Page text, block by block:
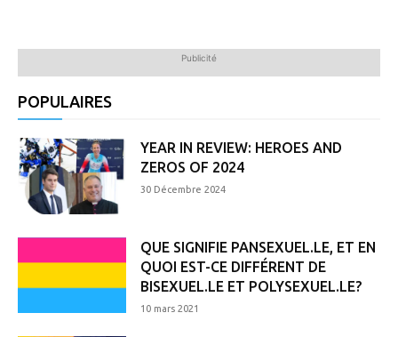
Publicité
POPULAIRES
YEAR IN REVIEW: HEROES AND
ZEROS OF 2024
30 Décembre 2024
QUE SIGNIFIE PANSEXUEL.LE, ET EN
QUOI EST-CE DIFFÉRENT DE
BISEXUEL.LE ET POLYSEXUEL.LE?
10 mars 2021